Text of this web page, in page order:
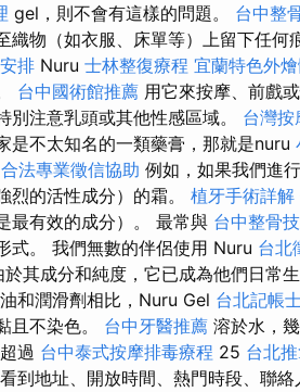
gel，則不會有這樣的問題。 台中整
織物（如衣服、床單等）上留下任何
排 Nuru 士林整復療程 宜蘭特色外
台中國術館推薦 用它來按摩、前戲
別注意乳頭或其他性感區域。 台灣按
是不太知名的一類藥膏，那就是nuru
合法專業徵信協助 例如，如果我們進
烈的活性成分）的霜。 植牙手術詳解
最有效的成分）。 最常與 台中整骨
式。 我們無數的伴侶使用 Nuru 台北
於其成分和純度，它已成為他們日常
和潤滑劑相比，Nuru Gel 台北記帳
且不染色。 台中牙醫推薦 溶於水，
過 台中泰式按摩排毒療程 25 台北
到地址、開放時間、熱門時段、聯